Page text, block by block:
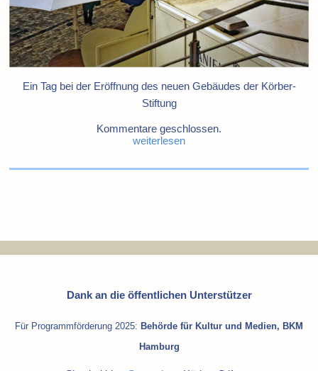
Ein Tag bei der Eröffnung des neuen Gebäudes der Körber-
Stiftung
Kommentare geschlossen.
weiterlesen
Dank an die öffentlichen Unterstützer
Für Programmförderung 2025: Behörde für Kultur und Medien, BKM
Hamburg